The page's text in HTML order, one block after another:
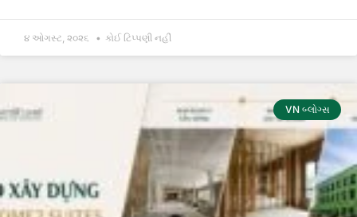
૪ ઓગસ્ટ, ૨૦૨૬ કોઈ ટિપ્પણી નહીં
VN બ્લોગ્સ